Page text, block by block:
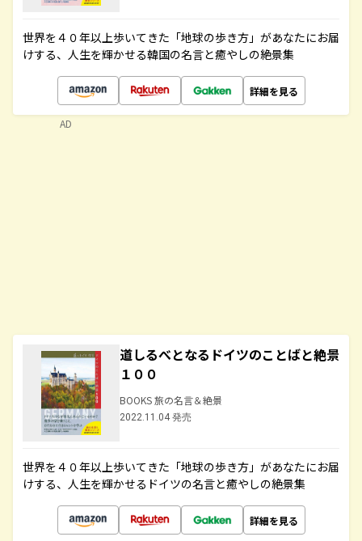
世界を４０年以上歩いてきた「地球の歩き方」があなたにお届
けする、人生を輝かせる韓国の名言と癒やしの絶景集
詳細を見る
道しるべとなるドイツのことばと絶景
１００
BOOKS 旅の名言＆絶景
2022.11.04 発売
世界を４０年以上歩いてきた「地球の歩き方」があなたにお届
けする、人生を輝かせるドイツの名言と癒やしの絶景集
詳細を見る
AD